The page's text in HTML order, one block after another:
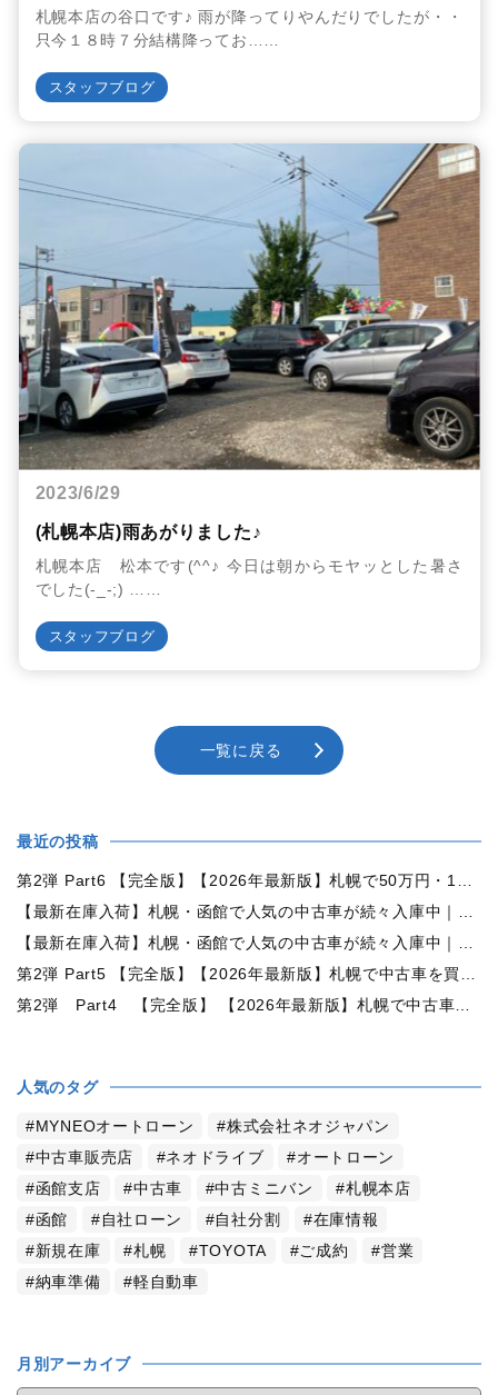
札幌本店の谷口です♪ 雨が降ってりやんだりでしたが・・
只今１８時７分結構降ってお……
スタッフブログ
2023/6/29
(札幌本店)雨あがりました♪
札幌本店 松本です(^^♪ 今日は朝からモヤッとした暑さ
でした(-_-;) ……
スタッフブログ
一覧に戻る
最近の投稿
人気のタグ
MYNEOオートローン
株式会社ネオジャパン
中古車販売店
ネオドライブ
オートローン
函館支店
中古車 中古ミニバン
札幌本店
函館
自社ローン 自社分割
在庫情報
新規在庫
札幌 TOYOTA ご成約
営業
納車準備
軽自動車
月別アーカイブ